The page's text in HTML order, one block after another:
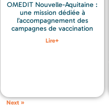
OMEDIT Nouvelle-Aquitaine :
une mission dédiée à
l’accompagnement des
campagnes de vaccination
Lire+
Next »